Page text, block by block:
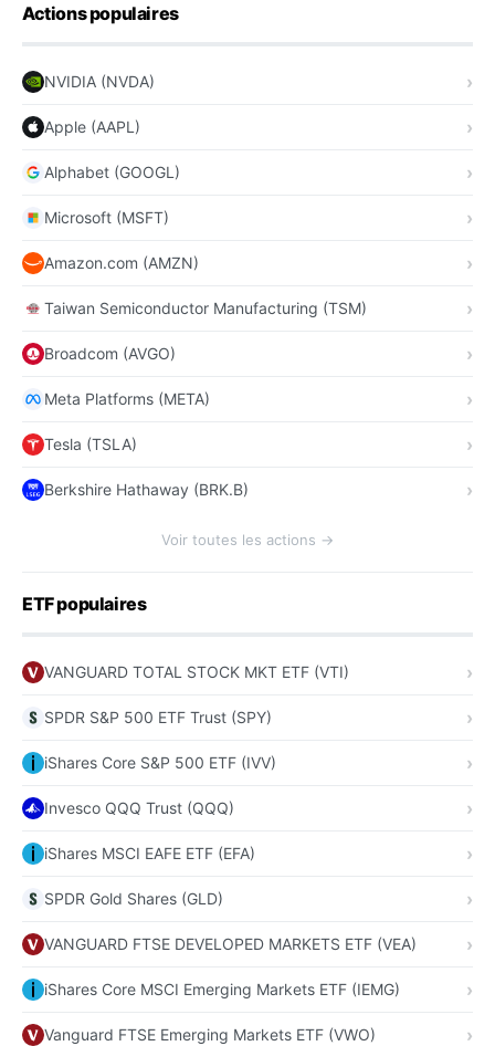
Actions populaires
NVIDIA (NVDA)
Apple (AAPL)
Alphabet (GOOGL)
Microsoft (MSFT)
Amazon.com (AMZN)
Taiwan Semiconductor Manufacturing (TSM)
Broadcom (AVGO)
Meta Platforms (META)
Tesla (TSLA)
Berkshire Hathaway (BRK.B)
Voir toutes les actions →
ETF populaires
VANGUARD TOTAL STOCK MKT ETF (VTI)
SPDR S&P 500 ETF Trust (SPY)
iShares Core S&P 500 ETF (IVV)
Invesco QQQ Trust (QQQ)
iShares MSCI EAFE ETF (EFA)
SPDR Gold Shares (GLD)
VANGUARD FTSE DEVELOPED MARKETS ETF (VEA)
iShares Core MSCI Emerging Markets ETF (IEMG)
Vanguard FTSE Emerging Markets ETF (VWO)